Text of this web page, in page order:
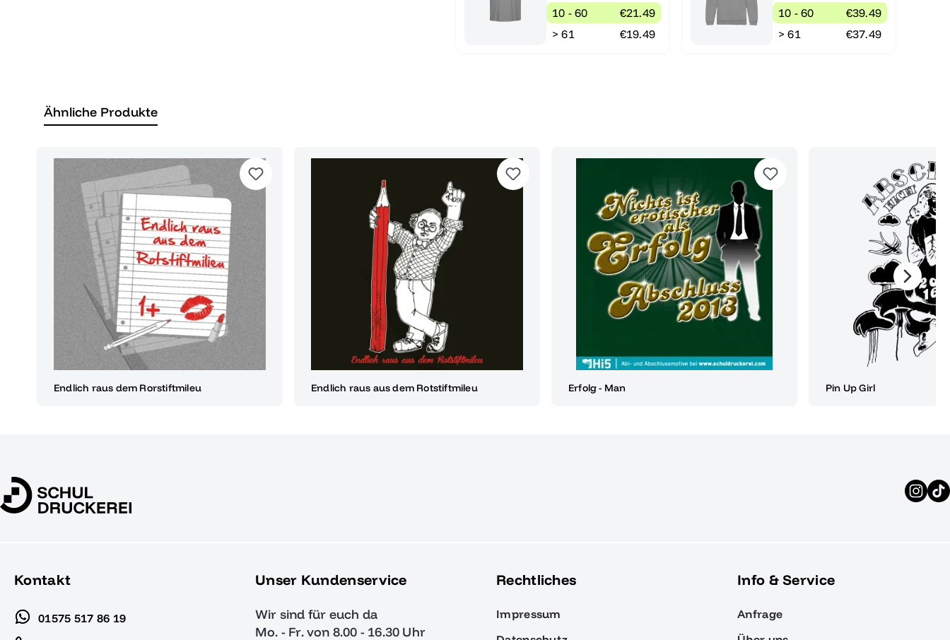
10 - 60
€21.49
> 61
€19.49
10 - 60
€39.49
> 61
€37.49
Ähnliche Produkte
Endlich raus dem Rorstiftmileu Endlich raus aus dem Rotstiftmileu Erfolg - Man Pin Up Girl
Kontakt
01575 517 86 19
Unser Kundenservice
Wir sind für euch da
Mo. - Fr. von 8.00 - 16.30 Uhr
Rechtliches
Impressum
Info & Service
Anfrage